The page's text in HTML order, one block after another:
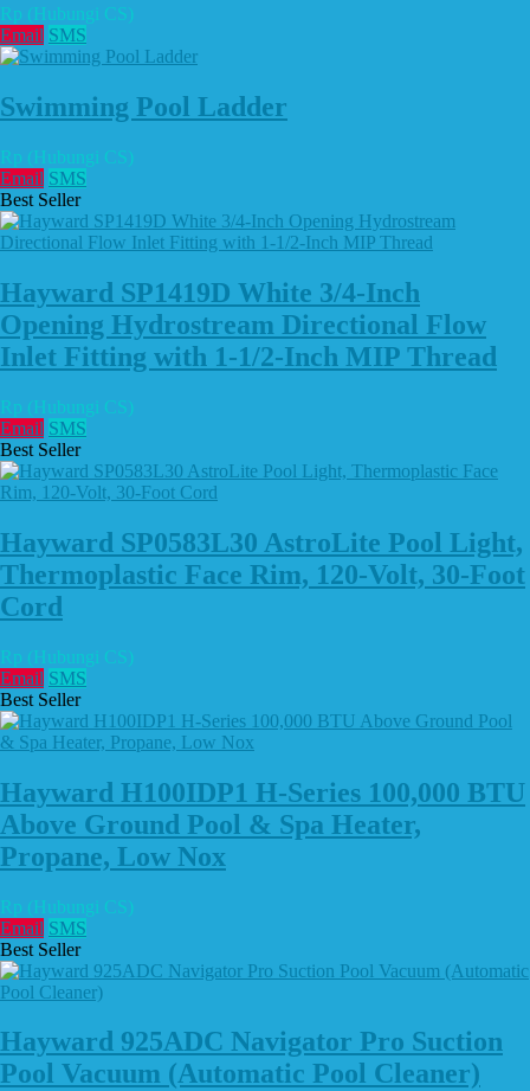
Rp (Hubungi CS)
Email SMS
Swimming Pool Ladder
Rp (Hubungi CS)
Email SMS
Best Seller
Hayward SP1419D White 3/4-Inch
Opening Hydrostream Directional Flow
Inlet Fitting with 1-1/2-Inch MIP Thread
Rp (Hubungi CS)
Email SMS
Best Seller
Hayward SP0583L30 AstroLite Pool Light,
Thermoplastic Face Rim, 120-Volt, 30-Foot
Cord
Rp (Hubungi CS)
Email SMS
Best Seller
Hayward H100IDP1 H-Series 100,000 BTU
Above Ground Pool & Spa Heater,
Propane, Low Nox
Rp (Hubungi CS)
Email SMS
Best Seller
Hayward 925ADC Navigator Pro Suction
Pool Vacuum (Automatic Pool Cleaner)